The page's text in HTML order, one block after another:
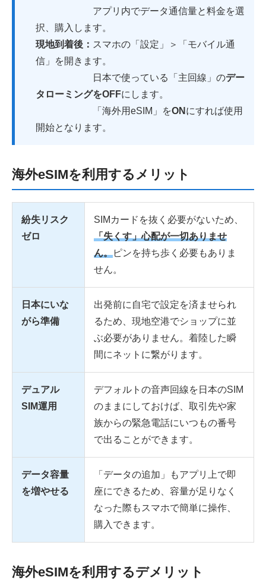
アプリ内でデータ通信量と料金を選
択、購入します。
現地到着後： スマホの「設定」＞「モバイル通
信」を開きます。
日本で使っている「主回線」のデー
タローミングをOFFにします。
「海外用eSIM」をON にすれば使用
開始となります。
海外eSIMを利用するメリット
紛失リスク
ゼロ
SIMカードを抜く必要がないため、
「失くす」心配が一切ありませ
ん。ピンを持ち歩く必要もありま
せん。
日本にいな
がら準備
出発前に自宅で設定を済ませられ
るため、現地空港でショップに並
ぶ必要がありません。着陸した瞬
間にネットに繋がります。
デュアル
SIM運用
デフォルトの音声回線を日本のSIM
のままにしておけば、取引先や家
族からの緊急電話にいつもの番号
で出ることができます。
データ容量
を増やせる
「データの追加」もアプリ上で即
座にできるため、容量が足りなく
なった際もスマホで簡単に操作、
購入できます。
海外eSIMを利用するデメリット